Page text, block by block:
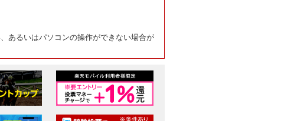
あるいはパソコンの操作ができない場合が